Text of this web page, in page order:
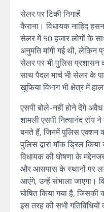
सेलर पर टिकी निगाहें
कैराना। विधायक नाहिद
सेलर में 50 हजार लोगों के
अनुमति मांगी गई थी, लेकिन
सेलर पर भी पुलिस प्रशासन
साथ पैदल मार्च भी सेलर के
खुफिया विभाग भी क्षेत्र में
एसपी बोले-नहीं होने देंगे अवैध
शामली एसपी नित्यानंद रॉय
बनते हैं, जिनमें पुलिस एक्शन
पुलिस द्वारा मॉक ड्रिल
विधायक की घोषणा के
और आसपास के स्थानों पर
आएंगे, उन्हें संभाला
घोषित किया गया है,
इस तरह की सभी गतिविधियों